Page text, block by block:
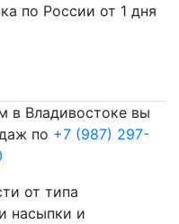
по России от 1 дня
в Владивостоке вы
по +7 (987) 297-
от типа
насыпки и